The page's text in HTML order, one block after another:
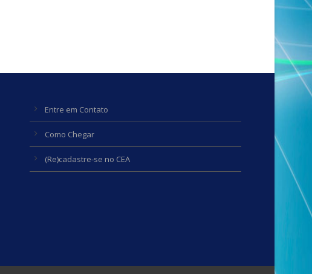
Entre em Contato
Como Chegar
(Re)cadastre-se no CEA